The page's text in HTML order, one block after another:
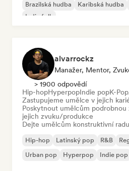
Brazilská hudba
Karibská hudba
Indie folk
alvarrockz
Manažer, Mentor,
> 1900 odpovědí
Hip-hopHyperpopIndie popK-
Zastupujeme umělce v jejich
Poskytnout umělcům
jejich zvuku/produkce
Dejte umělcům konstruktivní radu
Hip-hop Latinský pop R&B
Urban pop
Hyperpop Indie pop